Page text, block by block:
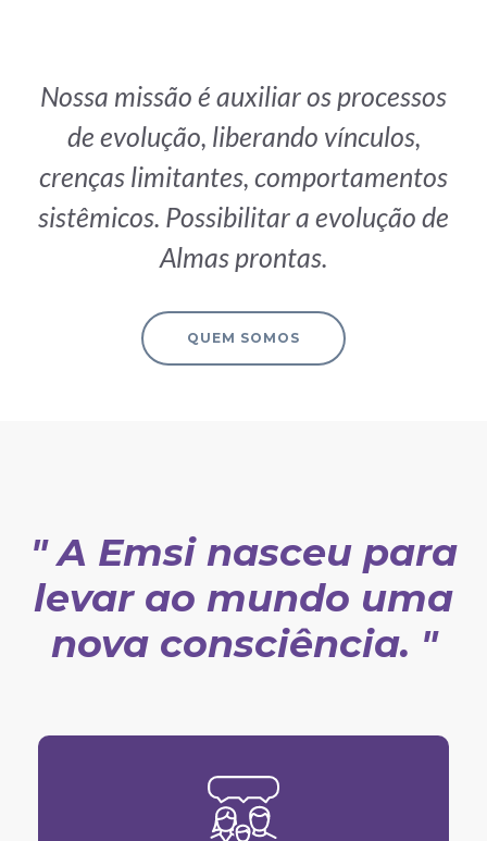
Nossa missão é auxiliar os processos
de evolução, liberando vínculos,
crenças limitantes, comportamentos
sistêmicos. Possibilitar a evolução de
Almas prontas.
QUEM SOMOS
" A Emsi nasceu para
levar ao mundo uma
nova consciência. "